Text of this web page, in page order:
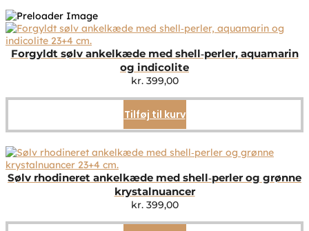
Forgyldt sølv ankelkæde med shell‑perler, aquamarin
og indicolite
kr.399,00
Tilføj til kurv
Sølv rhodineret ankelkæde med shell‑perler og grønne
krystalnuancer
kr.399,00